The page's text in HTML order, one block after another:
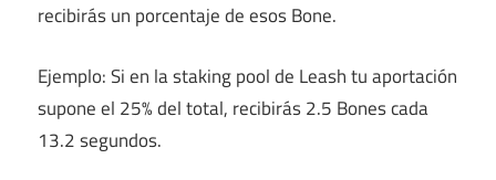
recibirás un porcentaje de esos Bone.
Ejemplo: Si en la staking pool de Leash tu aportación
supone el 25% del total, recibirás 2.5 Bones cada
13.2 segundos.